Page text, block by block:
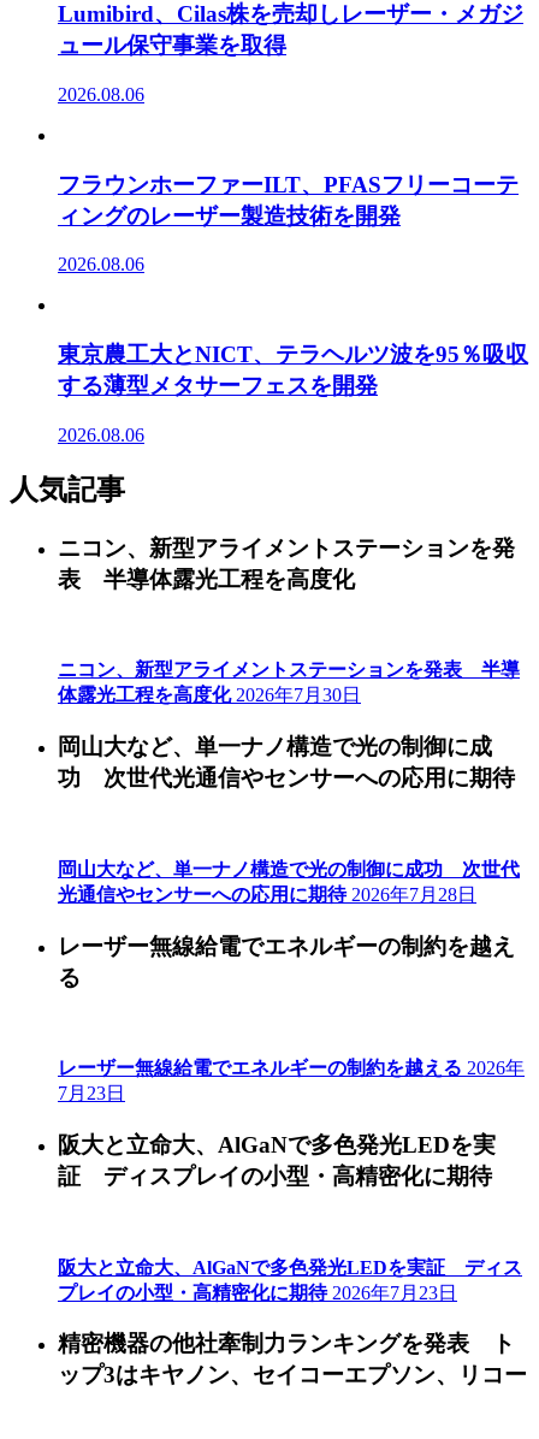
Lumibird、Cilas株を売却しレーザー・メガジ
ュール保守事業を取得
2026.08.06
フラウンホーファーILT、PFASフリーコーテ
ィングのレーザー製造技術を開発
2026.08.06
東京農工大とNICT、テラヘルツ波を95％吸収
する薄型メタサーフェスを開発
2026.08.06
人気記事
ニコン、新型アライメントステーションを発
表 半導体露光工程を高度化
ニコン、新型アライメントステーションを発表 半導
体露光工程を高度化 2026年7月30日
岡山大など、単一ナノ構造で光の制御に成
功 次世代光通信やセンサーへの応用に期待
岡山大など、単一ナノ構造で光の制御に成功 次世代
光通信やセンサーへの応用に期待 2026年7月28日
レーザー無線給電でエネルギーの制約を越え
る
レーザー無線給電でエネルギーの制約を越える 2026年
7月23日
阪大と立命大、AlGaNで多色発光LEDを実
証 ディスプレイの小型・高精密化に期待
阪大と立命大、AlGaNで多色発光LEDを実証 ディス
プレイの小型・高精密化に期待 2026年7月23日
精密機器の他社牽制力ランキングを発表 ト
ップ3はキヤノン、セイコーエプソン、リコー